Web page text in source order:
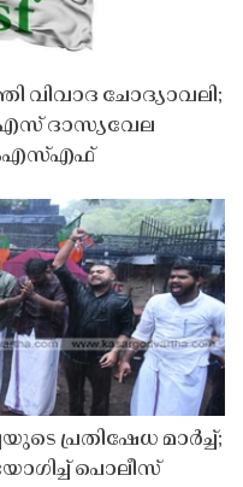
വിവാദ ചോദ്യാവലി;
ദാസ്യവേല
പ്രതിഷേധ മാർച്ച്;
പൊലീസ്